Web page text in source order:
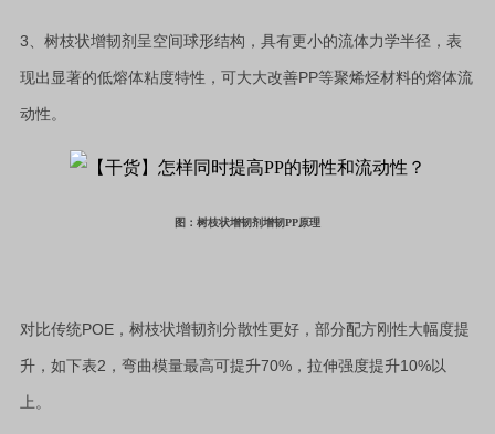
3 、树枝状增韧剂 呈空间球形结构，具有更小的流体力学半径，表
现出显著的低熔体粘度特性，可大大改善PP等聚烯烃材料的熔体流
动性。
图：树枝状增韧剂增韧PP原理
对比传统POE ，树枝状增韧剂分散性更好，部分配方刚性大幅度提
升，如下表2 ，弯曲模量最高可提升70% ，拉伸强度提升10%以
上。